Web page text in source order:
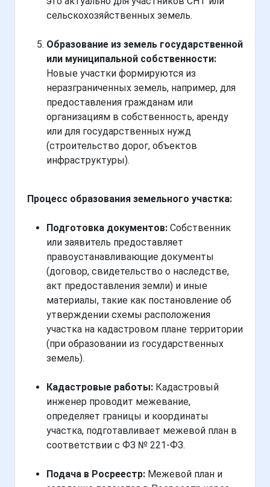
сельскохозяйственных земель.
Образование из земель государственной
или муниципальной собственности:
Новые участки формируются из
неразграниченных земель, например, для
предоставления гражданам или
организациям в собственность, аренду
или для государственных нужд
(строительство дорог, объектов
инфраструктуры).
Процесс образования земельного участка:
Подготовка документов: Собственник
или заявитель предоставляет
правоустанавливающие документы
(договор, свидетельство о наследстве,
акт предоставления земли) и иные
материалы, такие как постановление об
утверждении схемы расположения
участка на кадастровом плане территории
(при образовании из государственных
земель).
Кадастровые работы: Кадастровый
инженер проводит межевание,
определяет границы и координаты
участка, подготавливает межевой план в
соответствии с ФЗ № 221-ФЗ.
Подача в Росреестр: Межевой план и